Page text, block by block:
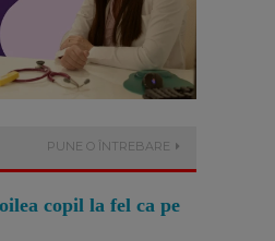
PUNE O ÎNTREBARE
copil la fel ca pe